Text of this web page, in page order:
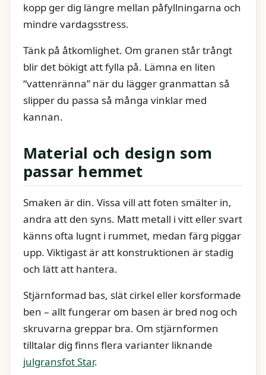
kopp ger dig längre mellan påfyllningarna och
mindre vardagsstress.
Tänk på åtkomlighet. Om granen står trångt
blir det bökigt att fylla på. Lämna en liten
“vattenränna” när du lägger granmattan så
slipper du passa så många vinklar med
kannan.
Material och design som
passar hemmet
Smaken är din. Vissa vill att foten smälter in,
andra att den syns. Matt metall i vitt eller svart
känns ofta lugnt i rummet, medan färg piggar
upp. Viktigast är att konstruktionen är stadig
och lätt att hantera.
Stjärnformad bas, slät cirkel eller korsformade
ben – allt fungerar om basen är bred nog och
skruvarna greppar bra. Om stjärnformen
tilltalar dig finns flera varianter liknande
julgransfot Star.